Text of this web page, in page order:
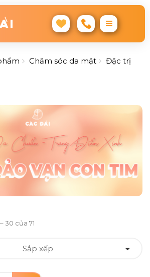
Chăm sóc da mặt Đặc trị
30 của 71
Sắp xếp